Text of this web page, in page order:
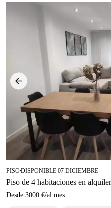
PISO■DISPONIBLE 07 DICIEMBRE
Piso de 4 habitaciones en
Desde 3000 €/al mes